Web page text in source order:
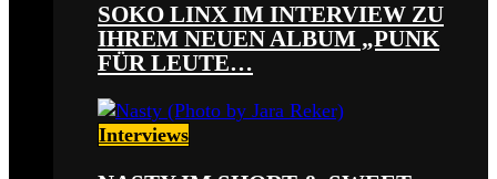
SOKO LINX IM INTERVIEW ZU
IHREM NEUEN ALBUM „PUNK
FÜR LEUTE…
Interviews